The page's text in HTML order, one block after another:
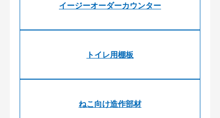
イージーオーダーカウンター
トイレ用棚板
ねこ向け造作部材